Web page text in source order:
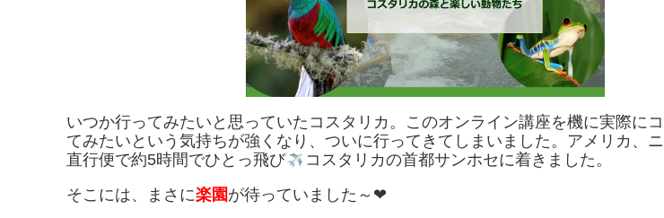
いつか行ってみたいと思っていたコスタリカ。このオンライン講座を機に実際に
てみたいという気持ちが強くなり、ついに行ってきてしまいました。アメリカ、
直行便で約5時間でひとっ飛び
コスタリカの首都サンホセに着きました。
そこには、まさに楽園が待っていました～❤